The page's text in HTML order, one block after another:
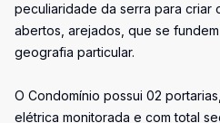
peculiaridade da serra para criar
abertos, arejados, que se
geografia particular.
O Condomínio possui 02
elétrica monitorada e com total